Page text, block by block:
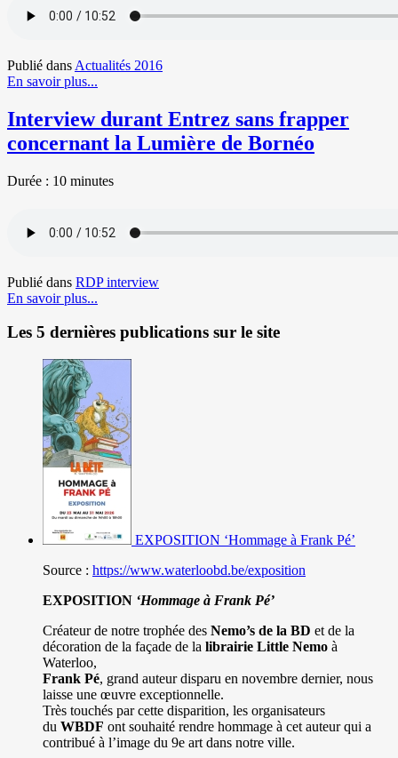
Publié dans Actualités 2016
En savoir plus...
Interview durant Entrez sans frapper
concernant la Lumière de Bornéo
Durée : 10 minutes
Publié dans RDP interview
En savoir plus...
Les 5 dernières publications sur le site
EXPOSITION ‘Hommage à Frank Pé’
Source : https://www.waterloobd.be/exposition
EXPOSITION ‘Hommage à Frank Pé’
Créateur de notre trophée des Nemo’s de la BD et de la
décoration de la façade de la librairie Little Nemo à
Waterloo,
Frank Pé, grand auteur disparu en novembre dernier, nous
laisse une œuvre exceptionnelle.
Très touchés par cette disparition, les organisateurs
du WBDF ont souhaité rendre hommage à cet auteur qui a
contribué à l’image du 9e art dans notre ville.